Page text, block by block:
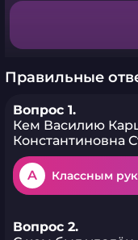
Правильные
Вопрос 1.
Кем Василию
Константиновна
A Классным
Вопрос 2.